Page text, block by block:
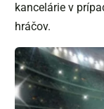
kancelárie v
hráčov.